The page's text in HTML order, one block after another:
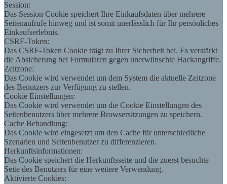
Session:
Das Session Cookie speichert Ihre Einkaufsdaten über mehrere
Seitenaufrufe hinweg und ist somit unerlässlich für Ihr persönliches
Einkaufserlebnis.
CSRF-Token:
Das CSRF-Token Cookie trägt zu Ihrer Sicherheit bei. Es verstärkt
die Absicherung bei Formularen gegen unerwünschte Hackangriffe.
Zeitzone:
Das Cookie wird verwendet um dem System die aktuelle Zeitzone
des Benutzers zur Verfügung zu stellen.
Cookie Einstellungen:
Das Cookie wird verwendet um die Cookie Einstellungen des
Seitenbenutzers über mehrere Browsersitzungen zu speichern.
Cache Behandlung:
Das Cookie wird eingesetzt um den Cache für unterschiedliche
Szenarien und Seitenbenutzer zu differenzieren.
Herkunftsinformationen:
Das Cookie speichert die Herkunftsseite und die zuerst besuchte
Seite des Benutzers für eine weitere Verwendung.
Aktivierte Cookies: